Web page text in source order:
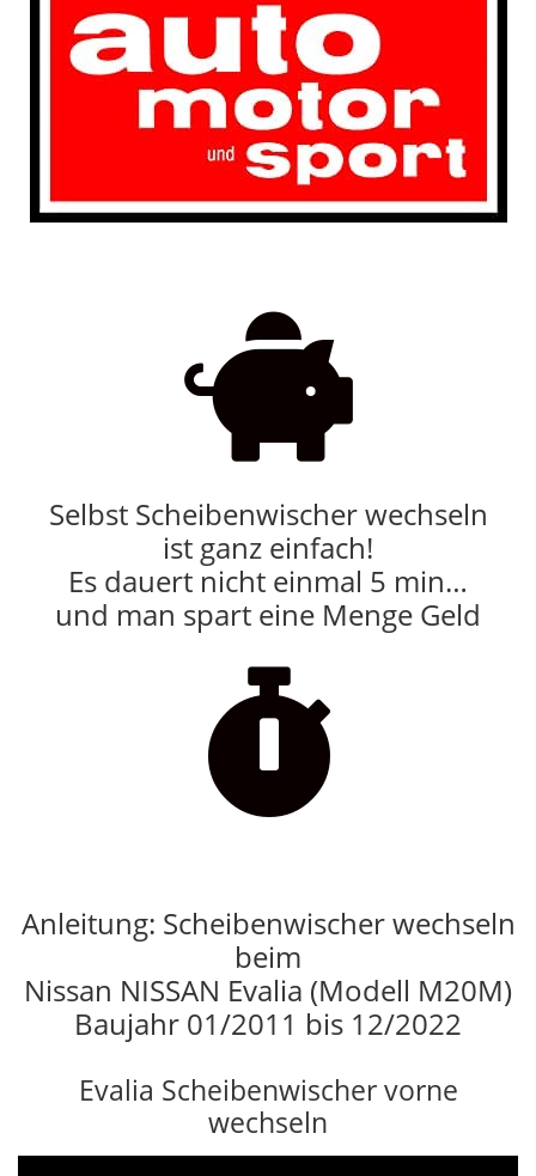

Selbst Scheibenwischer wechseln
ist ganz einfach!
Es dauert nicht einmal 5 min…
und man spart eine Menge Geld

Anleitung: Scheibenwischer wechseln
beim
Nissan NISSAN Evalia (Modell M20M)
Baujahr 01/2011 bis 12/2022
Evalia Scheibenwischer vorne
wechseln